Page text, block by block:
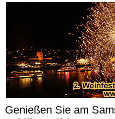
Genießen Sie am